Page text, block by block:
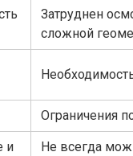
Затруднен
сложной
Ограничения
и
Не всегда